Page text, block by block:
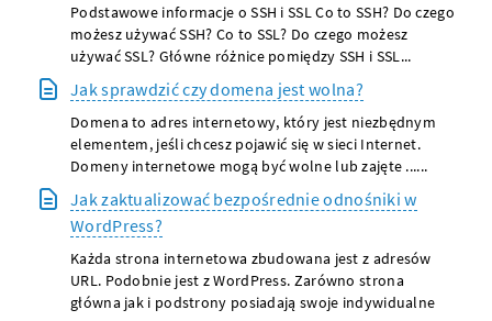
Podstawowe informacje o SSH i SSL Co to SSH? Do czego
możesz używać SSH? Co to SSL? Do czego możesz
używać SSL? Główne różnice pomiędzy SSH i SSL...
Jak sprawdzić czy domena jest wolna?
Domena to adres internetowy, który jest niezbędnym
elementem, jeśli chcesz pojawić się w sieci Internet.
Domeny internetowe mogą być wolne lub zajęte ......
Jak zaktualizować bezpośrednie odnośniki w
WordPress?
Każda strona internetowa zbudowana jest z adresów
URL. Podobnie jest z WordPress. Zarówno strona
główna jak i podstrony posiadają swoje indywidualne